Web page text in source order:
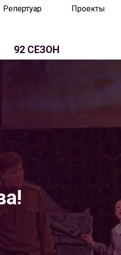
Репертуар Проекты
92 СЕЗОН